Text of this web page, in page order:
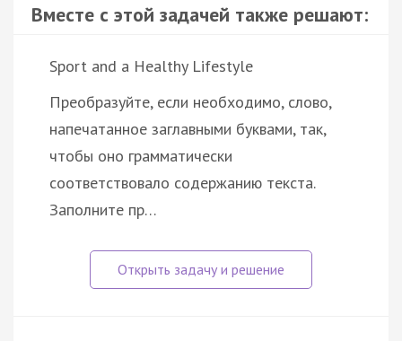
Вместе с этой задачей также решают:
Sport and a Healthy Lifestyle
Преобразуйте, если необходимо, слово,
напечатанное заглавными буквами, так,
чтобы оно грамматически
соответствовало содержанию текста.
Заполните пр…